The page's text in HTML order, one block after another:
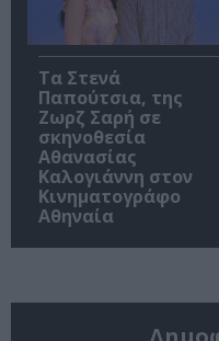
Τα Στενά
Παπούτσια, της
Ζωρζ Σαρή σε
σκηνοθεσία
Αθανασίας
Καλογιάννη στον
Κινηματογράφο
Αθηναία